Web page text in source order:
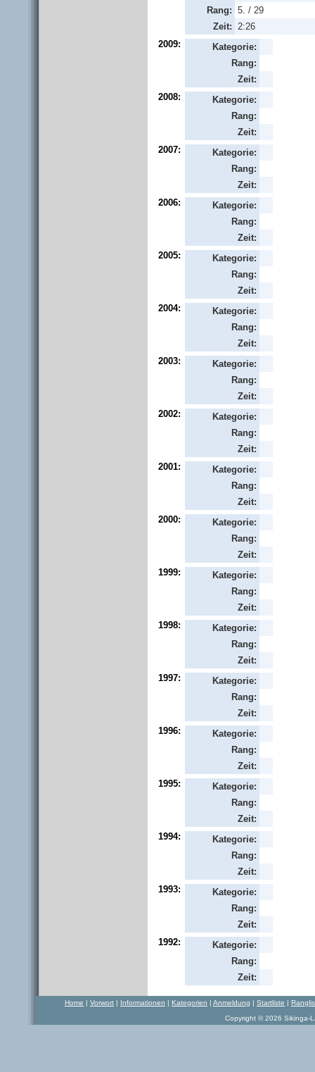
Rang: 5. / 29
Zeit:
2:26
2009:
Kategorie:
Rang:
Zeit:
2008:
Kategorie:
Rang:
Zeit:
2007:
Kategorie:
Rang:
Zeit:
2006:
Kategorie:
Rang:
Zeit:
2005:
Kategorie:
Rang:
Zeit:
2004:
Kategorie:
Rang:
Zeit:
2003:
Kategorie:
Rang:
Zeit:
2002:
Kategorie:
Rang:
Zeit:
2001:
Kategorie:
Rang:
Zeit:
2000:
Kategorie:
Rang:
Zeit:
1999:
Kategorie:
Rang:
Zeit:
1998:
Kategorie:
Rang:
Zeit:
1997:
Kategorie:
Rang:
Zeit:
1996:
Kategorie:
Rang:
Zeit:
1995:
Kategorie:
Rang:
Zeit:
1994:
Kategorie:
Rang:
Zeit:
1993:
Kategorie:
Rang:
Zeit:
1992:
Kategorie:
Rang:
Zeit:
Home | Vorwort | Informationen | Kategorien | Anmeldung | Startliste |
Copyright © 2026 Sikinga-